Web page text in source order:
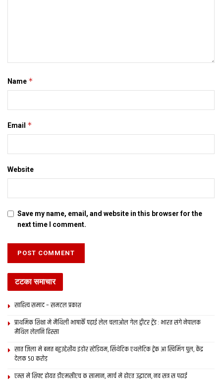
Name *
Email *
Website
Save my name, email, and website in this browser for the
next time I comment.
टटका समाचार
साहित्य समाद – समटल प्रकाश
प्राथमिक शि‍क्षा मे मैथि‍ली भाषाकेँ पढ़ाई लेल चलाओल गेल ट्वीटर ट्रेंड : भारत संगे नेपालक
मैथिल लेलनि हिस्सा
सात जिला मे बनत बहुउद्देशीय इंडोर स्‍टेडि‍यम, सिंथेटिक एथलेटिक ट्रेक आ स्विमिंग पुल, केंद्र
देलक 50 करोड़
एम्स मे शिफ्ट होयत डीएमसीएच क सामान, मार्च मे होएत उद्घाटन, नव सत्र स पढाई